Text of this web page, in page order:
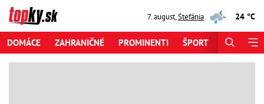
7. august,Štefánia 24 °C
DOMÁCE ZAHRANIČNÉ PROMINENTI ŠPORT